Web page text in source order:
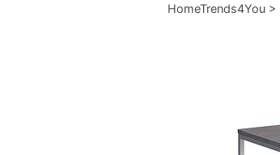
HomeTrends4You >